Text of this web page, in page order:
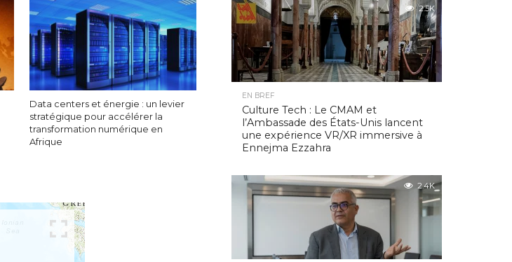
Data centers et énergie : un levier
stratégique pour accélérer la
transformation numérique en
Afrique
2.5K
EN BREF
Culture Tech : Le CMAM et
l’Ambassade des États-Unis lancent
une expérience VR/XR immersive à
Ennejma Ezzahra
2.4K